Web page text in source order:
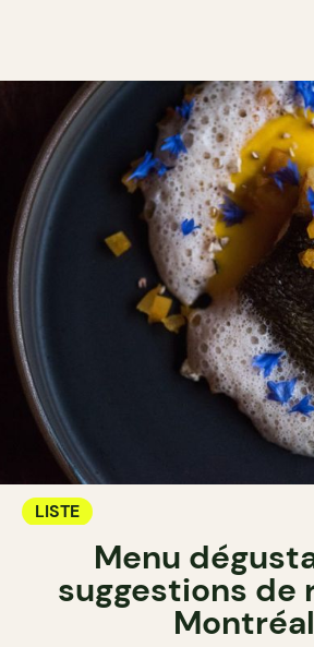
LISTE
Menu
suggestions de
Montréal